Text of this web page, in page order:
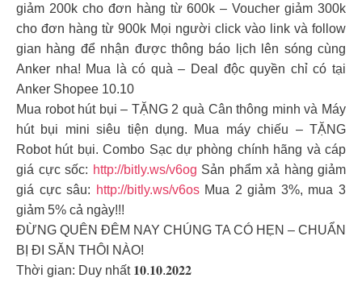
giảm 200k cho đơn hàng từ 600k – Voucher giảm 300k
cho đơn hàng từ 900k Mọi người click vào link và follow
gian hàng để nhận được thông báo lịch lên sóng cùng
Anker nha! Mua là có quà – Deal độc quyền chỉ có tại
Anker Shopee 10.10
Mua robot hút bụi – TẶNG 2 quà Cân thông minh và Máy
hút bụi mini siêu tiện dụng. Mua máy chiếu – TẶNG
Robot hút bụi. Combo Sạc dự phòng chính hãng và cáp
giá cực sốc: http://bitly.ws/v6og Sản phẩm xả hàng giảm
giá cực sâu: http://bitly.ws/v6osMua 2 giảm 3%, mua 3
giảm 5% cả ngày!!!
ĐỪNG QUÊN ĐÊM NAY CHÚNG TA CÓ HẸN – CHUẨN
BỊ ĐI SĂN THÔI NÀO!
Thời gian: Duy nhất 𝟏𝟎.𝟏𝟎.𝟐𝟎𝟐𝟐